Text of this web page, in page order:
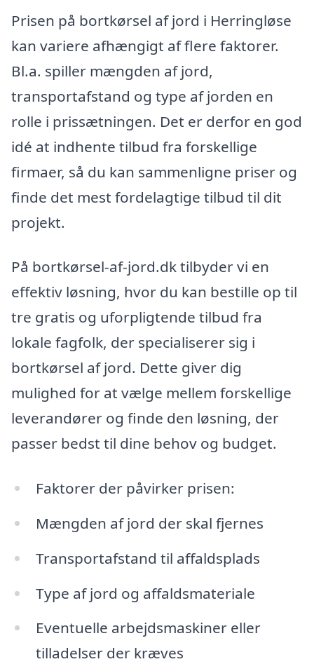
Prisen på bortkørsel af jord i Herringløse
kan variere afhængigt af flere faktorer.
Bl.a. spiller mængden af jord,
transportafstand og type af jorden en
rolle i prissætningen. Det er derfor en god
idé at indhente tilbud fra forskellige
firmaer, så du kan sammenligne priser og
finde det mest fordelagtige tilbud til dit
projekt.
På bortkørsel-af-jord.dk tilbyder vi en
effektiv løsning, hvor du kan bestille op til
tre gratis og uforpligtende tilbud fra
lokale fagfolk, der specialiserer sig i
bortkørsel af jord. Dette giver dig
mulighed for at vælge mellem forskellige
leverandører og finde den løsning, der
passer bedst til dine behov og budget.
Faktorer der påvirker prisen:
Mængden af jord der skal fjernes
Transportafstand til affaldsplads
Type af jord og affaldsmateriale
Eventuelle arbejdsmaskiner eller
tilladelser der kræves